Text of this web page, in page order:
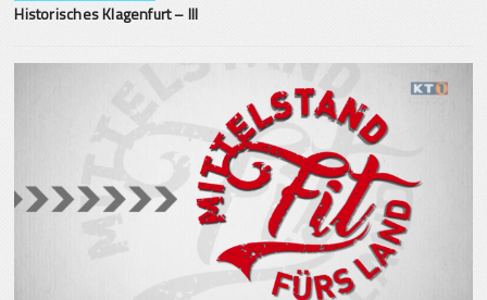
Historisches Klagenfurt – III